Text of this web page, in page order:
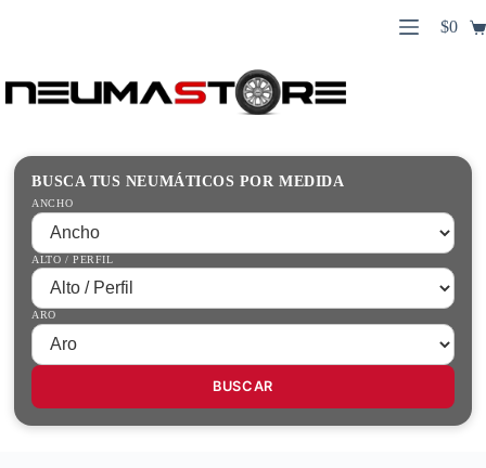
productosInicio
Guías Prácticas
Tienda
Carro
$0
BUSCA TUS NEUMÁTICOS POR MEDIDA
ANCHO
ALTO / PERFIL
ARO
BUSCAR